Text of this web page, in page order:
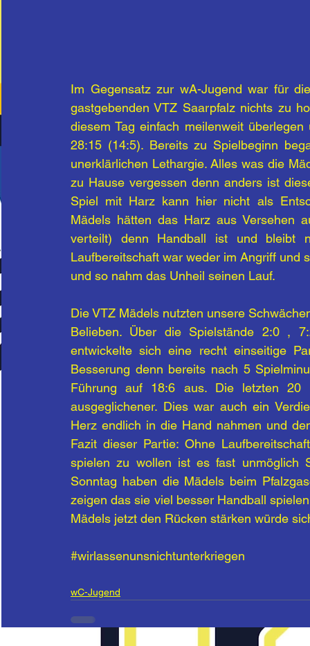
Im Gegensatz zur wA-Jugend war für
gastgebenden VTZ Saarpfalz nichts zu
diesem Tag einfach meilenweit
28:15 (14:5). Bereits zu Spielbeginn
unerklärlichen Lethargie. Alles was die
zu Hause vergessen denn anders ist
Spiel mit Harz kann hier nicht als
Mädels hätten das Harz aus Versehen
verteilt) denn Handball ist und bleibt
Laufbereitschaft war weder im Angriff und
und so nahm das Unheil seinen Lauf.
Die VTZ Mädels nutzten unsere
Belieben. Über die Spielstände 2:0 ,
entwickelte sich eine recht einseitige
Besserung denn bereits nach 5
Führung auf 18:6 aus. Die letzten 20
ausgeglichener. Dies war auch ein
Herz endlich in die Hand nahmen und
Fazit dieser Partie: Ohne
spielen zu wollen ist es fast unmöglich
Sonntag haben die Mädels beim
zeigen das sie viel besser Handball
Mädels jetzt den Rücken stärken würde
#wirlassenunsnichtunterkriegen
wC-Jugend